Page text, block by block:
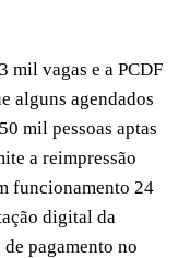
mil vagas e a PCDF
alguns agendados
mil pessoas aptas
a reimpressão
funcionamento 24
digital da
pagamento no